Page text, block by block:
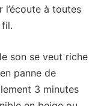
l’écoute à toutes
son se veut riche
panne de
3 minutes